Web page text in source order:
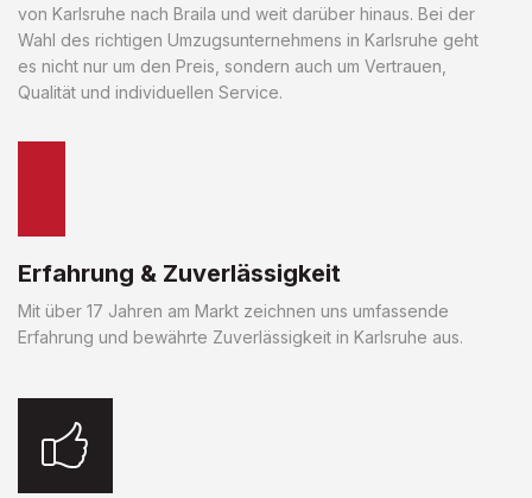
von Karlsruhe nach Braila und weit darüber hinaus. Bei der
Wahl des richtigen Umzugsunternehmens in Karlsruhe geht
es nicht nur um den Preis, sondern auch um Vertrauen,
Qualität und individuellen Service.
Erfahrung & Zuverlässigkeit
Mit über 17 Jahren am Markt zeichnen uns umfassende
Erfahrung und bewährte Zuverlässigkeit in Karlsruhe aus.